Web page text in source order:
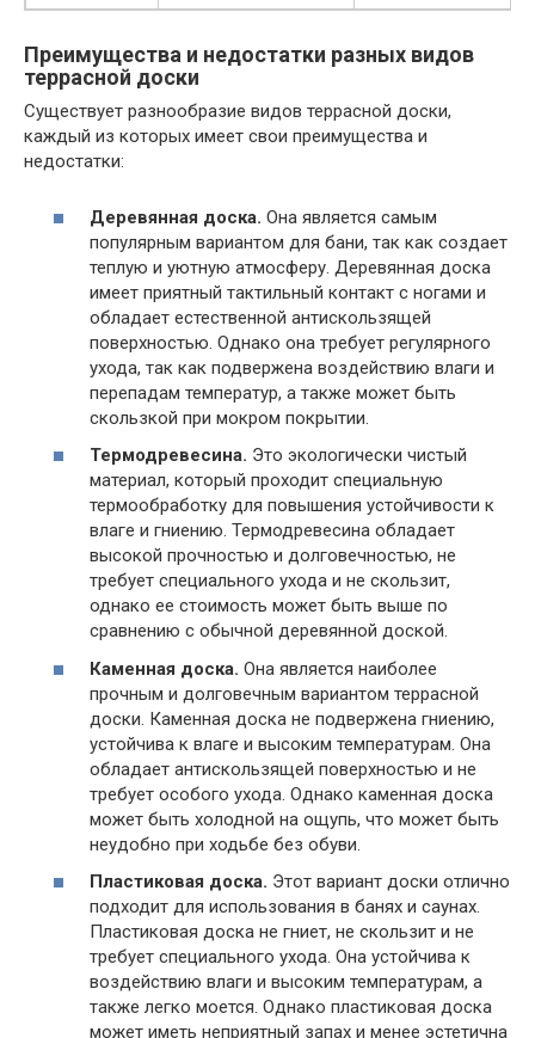
Преимущества и недостатки разных видов
террасной доски
Существует разнообразие видов террасной доски,
каждый из которых имеет свои преимущества и
недостатки:
Деревянная доска. Она является самым
популярным вариантом для бани, так как создает
теплую и уютную атмосферу. Деревянная доска
имеет приятный тактильный контакт с ногами и
обладает естественной антискользящей
поверхностью. Однако она требует регулярного
ухода, так как подвержена воздействию влаги и
перепадам температур, а также может быть
скользкой при мокром покрытии.
Термодревесина. Это экологически чистый
материал, который проходит специальную
термообработку для повышения устойчивости к
влаге и гниению. Термодревесина обладает
высокой прочностью и долговечностью, не
требует специального ухода и не скользит,
однако ее стоимость может быть выше по
сравнению с обычной деревянной доской.
Каменная доска. Она является наиболее
прочным и долговечным вариантом террасной
доски. Каменная доска не подвержена гниению,
устойчива к влаге и высоким температурам. Она
обладает антискользящей поверхностью и не
требует особого ухода. Однако каменная доска
может быть холодной на ощупь, что может быть
неудобно при ходьбе без обуви.
Пластиковая доска. Этот вариант доски отлично
подходит для использования в банях и саунах.
Пластиковая доска не гниет, не скользит и не
требует специального ухода. Она устойчива к
воздействию влаги и высоким температурам, а
также легко моется. Однако пластиковая доска
может иметь неприятный запах и менее эстетична